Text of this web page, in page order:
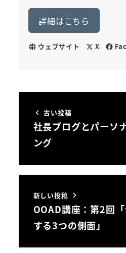
詳細はこちら
ウェブサイト X
古い投稿
社長ブログとパーソ
ング
新しい投稿
OOAD講座：第2回
する3つの側面」